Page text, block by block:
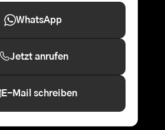
WhatsApp
Jetzt anrufen
E-Mail schreiben